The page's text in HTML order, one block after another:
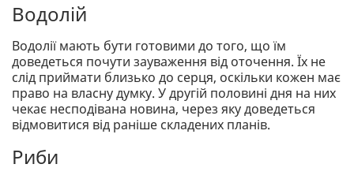
Водолій
Водолії мають бути готовими до того, що їм
доведеться почути зауваження від оточення. Їх не
слід приймати близько до серця, оскільки кожен має
право на власну думку. У другій половині дня на них
чекає несподівана новина, через яку доведеться
відмовитися від раніше складених планів.
Риби